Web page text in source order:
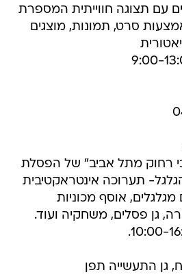
עם תצוגה חווייתית המספרת
סרט, תמונות, מוצגים
רחוק מתל אביב" של הפסלת
תערוכה אינטראקטיבית
אוסף מכוניות
גן פסלים, משחקיה ועוד.
גן התעשייה תפן